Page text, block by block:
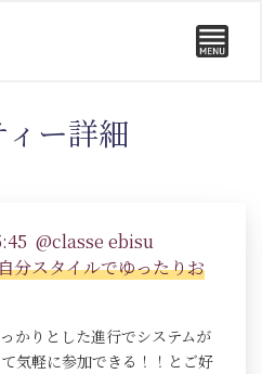
ー詳細
@classe ebisu
分スタイルでゆったりお
かりとした進行でシステムが
気軽に参加できる！！とご好